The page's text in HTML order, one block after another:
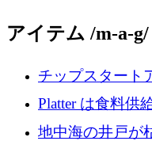
アイテム /m-a-g/
チップスタート
ルを調達、
月の資金調達を
Platter は食料供
Verb Ventures か
地中海の井戸が